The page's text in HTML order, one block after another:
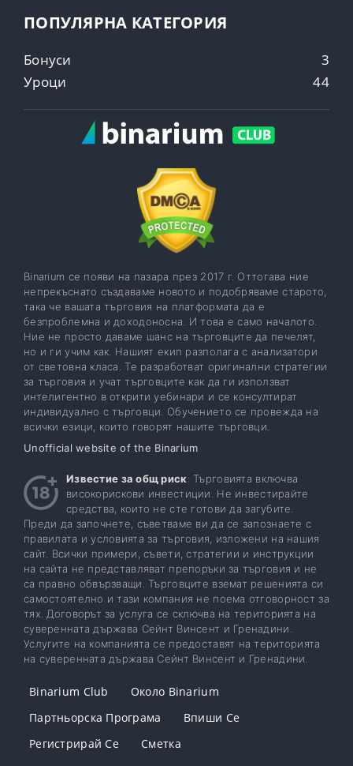
ПОПУЛЯРНА КАТЕГОРИЯ
Бонуси
3
Уроци
44
Binarium се появи на пазара през 2017 г. Оттогава ние
непрекъснато създаваме новото и подобряваме старото,
така че вашата търговия на платформата да е
безпроблемна и доходоносна. И това е само началото.
Ние не просто даваме шанс на търговците да печелят,
но и ги учим как. Нашият екип разполага с анализатори
от световна класа. Те разработват оригинални стратегии
за търговия и учат търговците как да ги използват
интелигентно в открити уебинари и се консултират
индивидуално с търговци. Обучението се провежда на
всички езици, които говорят нашите търговци.
Unofficial website of the Binarium
Известие за общ риск: Търговията включва
високорискови инвестиции. Не инвестирайте
средства, които не сте готови да загубите.
Преди да започнете, съветваме ви да се запознаете с
правилата и условията за търговия, изложени на нашия
сайт. Всички примери, съвети, стратегии и инструкции
на сайта не представляват препоръки за търговия и не
са правно обвързващи. Търговците вземат решенията си
самостоятелно и тази компания не поема отговорност за
тях. Договорът за услуга се сключва на територията на
суверенната държава Сейнт Винсент и Гренадини.
Услугите на компанията се предоставят на територията
на суверенната държава Сейнт Винсент и Гренадини.
Binarium Club
Около Binarium
Партньорска Програма
Впиши Се
Регистрирай Се
Сметка